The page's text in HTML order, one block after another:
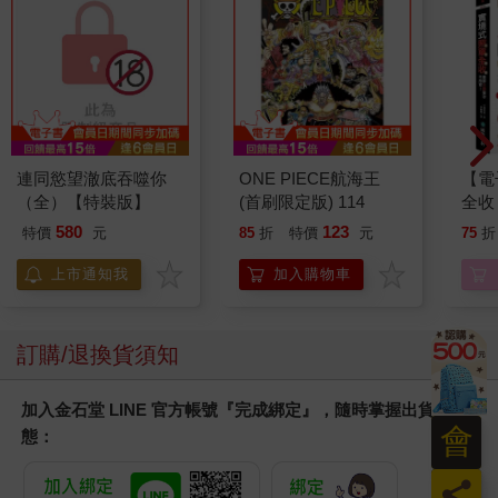
連同慾望澈底吞噬你
（全）【特裝版】
特價 580 元
上市通知我
ONE PIECE航海王
(首刷限定版) 114
85 折 特價 123 元
加入購物車
【
全
用
事
75 折
訂購/退換貨須知
加入金石堂 LINE 官方帳號『完成綁定』，隨時掌握出貨動
態：
會